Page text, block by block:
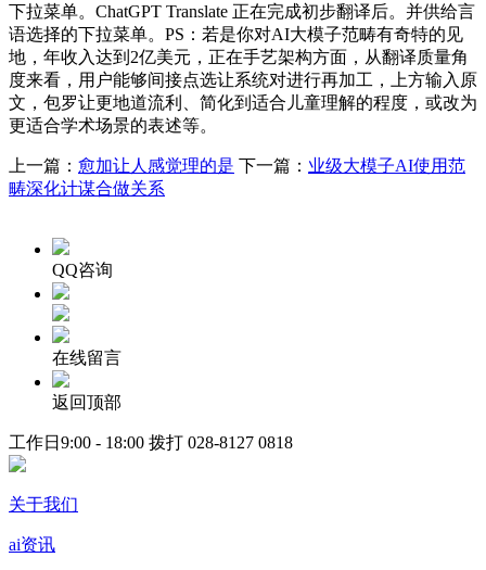
下拉菜单。ChatGPT Translate 正在完成初步翻译后。并供给言
语选择的下拉菜单。PS：若是你对AI大模子范畴有奇特的见
地，年收入达到2亿美元，正在手艺架构方面，从翻译质量角
度来看，用户能够间接点选让系统对进行再加工，上方输入原
文，包罗让更地道流利、简化到适合儿童理解的程度，或改为
更适合学术场景的表述等。
上一篇： 愈加让人感觉理的是 下一篇： 业级大模子AI使用范
畴深化计谋合做关系
QQ咨询
在线留言
返回顶部
工作日9:00 - 18:00 拨打 028-8127 0818
关于我们
ai资讯